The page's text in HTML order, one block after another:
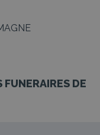
FUNERAIRES DE